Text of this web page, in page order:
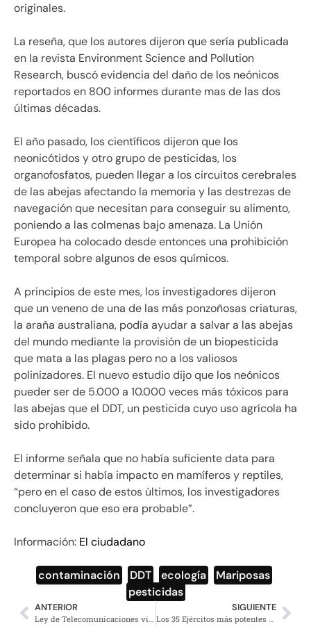
originales.
La reseña, que los autores dijeron que sería publicada
en la revista Environment Science and Pollution
Research, buscó evidencia del daño de los neónicos
reportados en 800 informes durante mas de las dos
últimas décadas.
El año pasado, los científicos dijeron que los
neonicótidos y otro grupo de pesticidas, los
organofosfatos, pueden llegar a los circuitos cerebrales
de las abejas afectando la memoria y las destrezas de
navegación que necesitan para conseguir su alimento,
poniendo a las colmenas bajo amenaza. La Unión
Europea ha colocado desde entonces una prohibición
temporal sobre algunos de esos químicos.
A principios de este mes, los investigadores dijeron
que un veneno de una de las más ponzoñosas criaturas,
la araña australiana, podía ayudar a salvar a las abejas
del mundo mediante la provisión de un biopesticida
que mata a las plagas pero no a los valiosos
polinizadores. El nuevo estudio dijo que los neónicos
pueder ser de 5.000 a 10.000 veces más tóxicos para
las abejas que el DDT, un pesticida cuyo uso agrícola ha
sido prohibido.
El informe señala que no había suficiente data para
determinar si había impacto en mamíferos y reptiles,
“pero en el caso de estos últimos, los investigadores
concluyeron que eso era probable”.
Información: El ciudadano
contaminación DDT ecología Mariposas
pesticidas
ANTERIOR
Ley de Telecomunicaciones viola privacidad de los ciudadanos
SIGUIENTE
Los 35 Ejércitos más potentes del mundo